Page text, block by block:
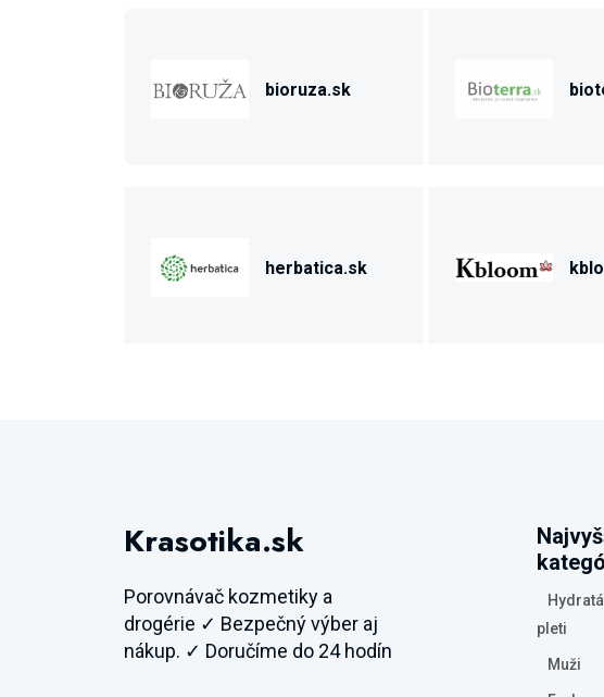
bioruza.sk
herbatica.sk
Krasotika.sk
Porovnávač kozmetiky a
drogérie ✓ Bezpečný výber aj
nákup. ✓ Doručíme do 24 hodín
pleti
Muži